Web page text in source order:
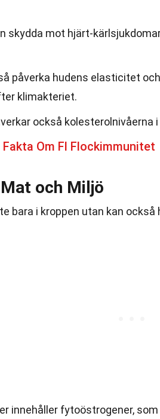
skydda mot hjärt-
påverka hudens elasticitet
klimakteriet.
också kolesterolnivåerna
Fakta Om Fl Flockimmunitet
och Miljö
bara i kroppen utan kan
innehåller fytoöstrogener,